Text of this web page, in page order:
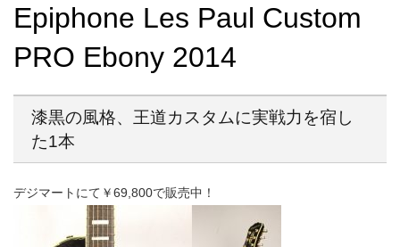
Epiphone Les Paul Custom
PRO Ebony 2014
漆黒の風格、王道カスタムに実戦力を宿し
た1本
デジマートにて￥69,800で販売中！